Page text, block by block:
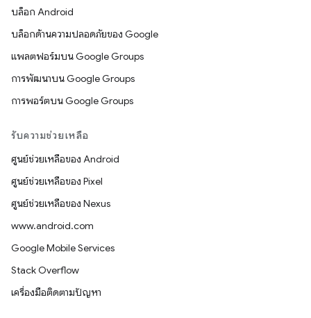
บล็อก Android
บล็อกด้านความปลอดภัยของ Google
แพลตฟอร์มบน Google Groups
การพัฒนาบน Google Groups
การพอร์ตบน Google Groups
รับความช่วยเหลือ
ศูนย์ช่วยเหลือของ Android
ศูนย์ช่วยเหลือของ Pixel
ศูนย์ช่วยเหลือของ Nexus
www.android.com
Google Mobile Services
Stack Overflow
เครื่องมือติดตามปัญหา